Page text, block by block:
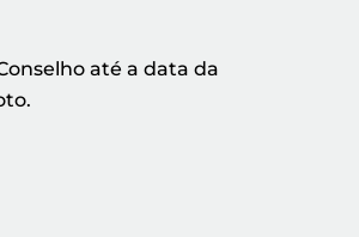
até a data da